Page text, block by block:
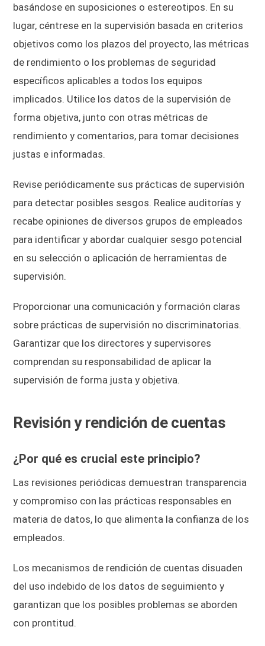
basándose en suposiciones o estereotipos. En su
lugar, céntrese en la supervisión basada en criterios
objetivos como los plazos del proyecto, las métricas
de rendimiento o los problemas de seguridad
específicos aplicables a todos los equipos
implicados. Utilice los datos de la supervisión de
forma objetiva, junto con otras métricas de
rendimiento y comentarios, para tomar decisiones
justas e informadas.
Revise periódicamente sus prácticas de supervisión
para detectar posibles sesgos. Realice auditorías y
recabe opiniones de diversos grupos de empleados
para identificar y abordar cualquier sesgo potencial
en su selección o aplicación de herramientas de
supervisión.
Proporcionar una comunicación y formación claras
sobre prácticas de supervisión no discriminatorias.
Garantizar que los directores y supervisores
comprendan su responsabilidad de aplicar la
supervisión de forma justa y objetiva.
Revisión y rendición de cuentas
¿Por qué es crucial este principio?
Las revisiones periódicas demuestran transparencia
y compromiso con las prácticas responsables en
materia de datos, lo que alimenta la confianza de los
empleados.
Los mecanismos de rendición de cuentas disuaden
del uso indebido de los datos de seguimiento y
garantizan que los posibles problemas se aborden
con prontitud.